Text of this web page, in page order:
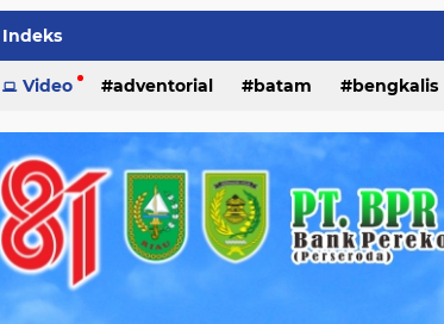
Indeks
Video adventorial batam bengkalis
inhu internasional investasi kampar
lifestyle lingkungan meranti nasional
pelalawan pemerintahan pendidikan
tanjung pinang